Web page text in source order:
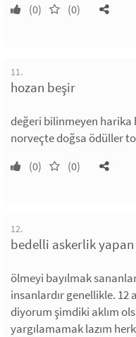
(0) (0)
11.
hozan beşir
değeri bilinmeyen harika
norveçte doğsa ödüller
(0) (0)
12.
bedelli askerlik yapan
ölmeyi bayılmak
insanlardır genellikle.
diyorum şimdiki aklım
yargılamamak lazım